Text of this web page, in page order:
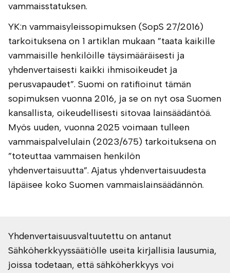
vammaisstatuksen.
YK:n vammaisyleissopimuksen (SopS 27/2016)
tarkoituksena on 1 artiklan mukaan ”taata kaikille
vammaisille henkilöille täysimääräisesti ja
yhdenvertaisesti kaikki ihmisoikeudet ja
perusvapaudet”. Suomi on ratifioinut tämän
sopimuksen vuonna 2016, ja se on nyt osa Suomen
kansallista, oikeudellisesti sitovaa lainsäädäntöä.
Myös uuden, vuonna 2025 voimaan tulleen
vammaispalvelulain (2023/675) tarkoituksena on
”toteuttaa vammaisen henkilön
yhdenvertaisuutta”. Ajatus yhdenvertaisuudesta
läpäisee koko Suomen vammaislainsäädännön.
Yhdenvertaisuusvaltuutettu on antanut
Sähköherkkyyssäätiölle useita kirjallisia lausumia,
joissa todetaan, että sähköherkkyys voi